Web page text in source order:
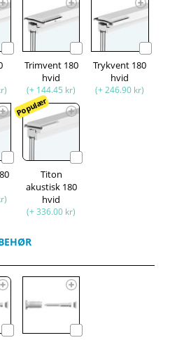
Trimvent 180
hvid
(+ 144.45 kr)
Trykvent 180
hvid
(+ 246.90 kr)
Populær
Titon
akustisk 180
hvid
(+ 336.00 kr)